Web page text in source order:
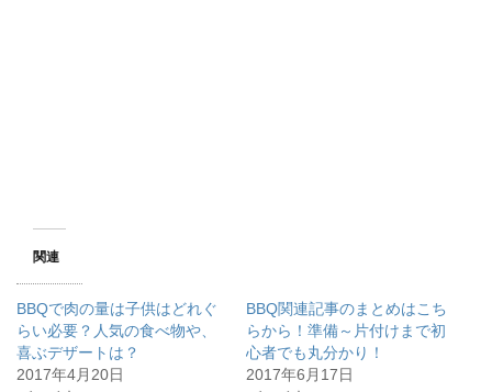
関連
BBQで肉の量は子供はどれぐ
らい必要？人気の食べ物や、
喜ぶデザートは？
2017年4月20日
BBQ関連記事のまとめはこち
らから！準備～片付けまで初
心者でも丸分かり！
2017年6月17日